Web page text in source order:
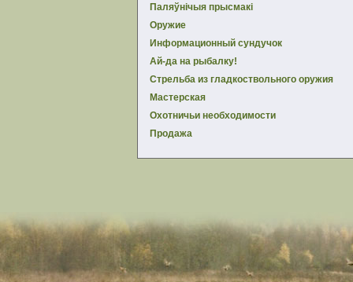
Паляўнiчыя прысмакi
Оружие
Информационный сундучок
Ай-да на рыбалку!
Стрельба из гладкоствольного оружия
Мастерская
Охотничьи необходимости
Продажа